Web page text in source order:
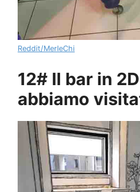
Reddit/MerleChi
12# Il bar in
abbiamo